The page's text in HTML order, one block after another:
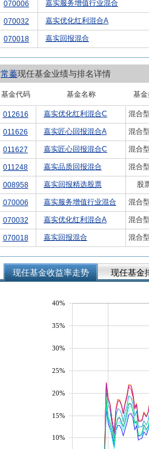
070006 嘉实服务增值行业混合
070032 嘉实优化红利混合A
070018 嘉实回报混合
常蓁现任基金业绩与排名详情
基金代码 基金名称 基金
012616 嘉实优化红利混合C 混合
011626 嘉实匠心回报混合A 混合
011627 嘉实匠心回报混合C 混合
011248 嘉实品质回报混合 混合
008958 嘉实回报精选股票 股
070006 嘉实服务增值行业混合 混合
070032 嘉实优化红利混合A 混合
070018 嘉实回报混合 混合
现任基金收益率走势 现任基金
10%
15%
20%
25%
30%
35%
40%